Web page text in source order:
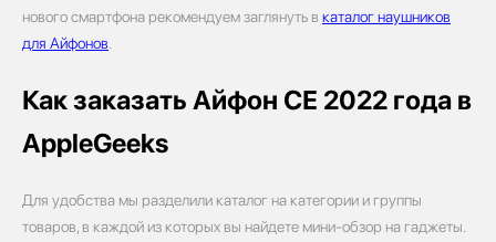
нового смартфона рекомендуем заглянуть в каталог наушников
для Айфонов
Как заказать Айфон СЕ 2022 года в
AppleGeeks
Для удобства мы разделили каталог на категории и группы
товаров, в каждой из которых вы найдете мини-обзор на гаджеты.